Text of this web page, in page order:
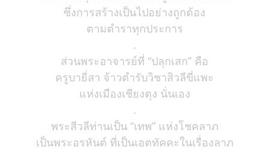
ซึ่งการสร้างเป็นไปอย่างถูกต้อง
ตามตำราทุกประการ
.
ส่วนพระอาจารย์ที่ “ปลุกเสก” คือ
ครูบายี่สา จ้าวตำรับวิชาสิวลีขี่แพะ
แห่งเมืองเชียงตุง นั่นเอง
.
พระสีวลีท่านเป็น “เทพ” แห่งโชคลาภ
เป็นพระอรหันต์ ที่เป็นเอตทัคคะในเรื่องลาภ